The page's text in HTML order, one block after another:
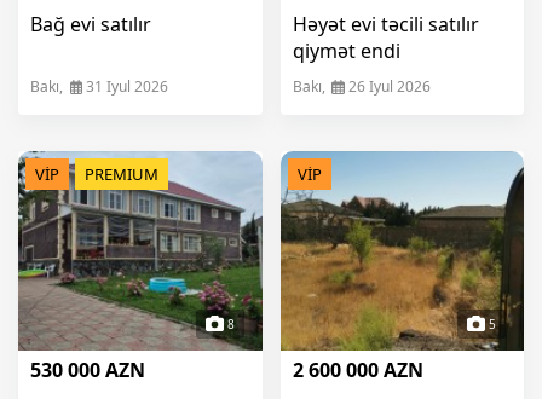
Bağ evi satılır
Bakı, 31 Iyul 2026
Həyət evi təcili satılır
qiymət endi
Bakı, 26 Iyul 2026
VİP PREMIUM
8
530 000 AZN
VİP
5
2 600 000 AZN